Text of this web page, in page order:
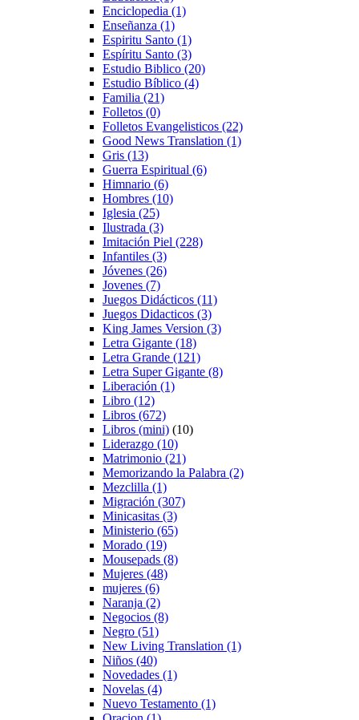
Enciclopedia (1)
Enseñanza (1)
Espiritu Santo (1)
Espíritu Santo (3)
Estudio Biblico (20)
Estudio Bíblico (4)
Familia (21)
Folletos (0)
Folletos Evangelisticos (22)
Good News Translation (1)
Gris (13)
Guerra Espiritual (6)
Himnario (6)
Hombres (10)
Iglesia (25)
Ilustrada (3)
Imitación Piel (228)
Infantiles (3)
Jóvenes (26)
Jovenes (7)
Juegos Didácticos (11)
Juegos Didacticos (3)
King James Version (3)
Letra Gigante (18)
Letra Grande (121)
Letra Super Gigante (8)
Liberación (1)
Libro (12)
Libros (672)
Libros (mini) (10)
Liderazgo (10)
Matrimonio (21)
Memorizando la Palabra (2)
Mezclilla (1)
Migración (307)
Minicasitas (3)
Ministerio (65)
Morado (19)
Mousepads (8)
Mujeres (48)
mujeres (6)
Naranja (2)
Negocios (8)
Negro (51)
New Living Translation (1)
Niños (40)
Novedades (1)
Novelas (4)
Nuevo Testamento (1)